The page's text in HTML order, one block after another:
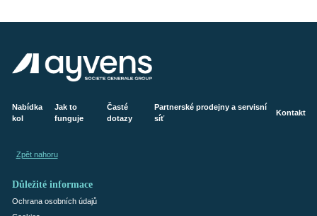
Nabídka
kol
Jak to
funguje
Časté
dotazy
Partnerské prodejny a servisní
síť
Kontakt
Zpět nahoru
Důležité informace
Ochrana osobních údajů